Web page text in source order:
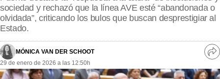
MásQueEstilo
MásQuePartidos
MásQueSucesos
MásQueMercados
sociedad y rechazó que la línea AVE esté “abandonada o
olvidada”, criticando los bulos que buscan desprestigiar al
Estado.
MÓNICA VAN DER SCHOOT
29 de enero de 2026 a las 12:50h